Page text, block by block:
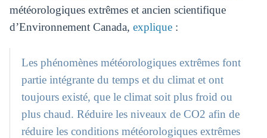
météorologiques extrêmes et ancien scientifique
d’Environnement Canada, explique:
Les phénomènes météorologiques extrêmes font
partie intégrante du temps et du climat et ont
toujours existé, que le climat soit plus froid ou
plus chaud. Réduire les niveaux de CO2 afin de
réduire les conditions météorologiques extrêmes